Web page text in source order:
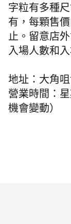
字粒有多種
有，每顆售
止。留意店
入場人數和
地址：大角
營業時間：
機會變動）